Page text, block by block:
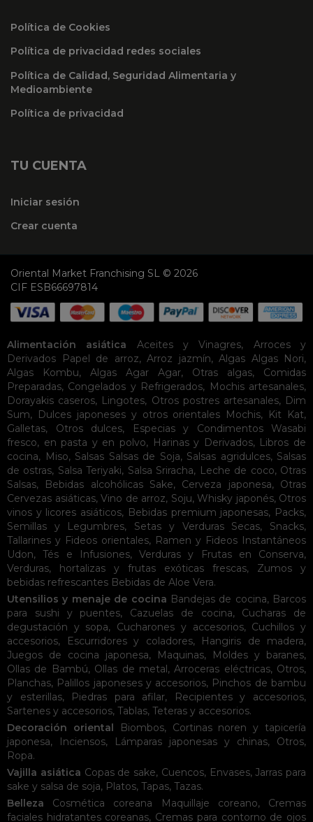
Política de Cookies
Política de privacidad redes sociales
Política de Calidad, Seguridad Alimentaria y
Medioambiente
Política de privacidad
TU CUENTA
Iniciar sesión
Crear cuenta
Oriental Market Franchising SL © 2026
CIF ESB66697814
Alimentación asiática Aceites y Vinagres, Arroces y
Derivados
Papel de arroz, Arroz jazmín, Algas Algas Nori,
Algas Kombu, Algas Agar Agar, Otras algas, Comidas
Preparadas, Congelados y Refrigerados, Mochis artesanales,
Dorayakis caseros, Lingotes, Otros postres artesanales, Dim
Sum, Dulces japoneses y otros orientales Mochis, Kit Kat,
Galletas, Otros dulces, Especias y Condimentos
Wasabi
fresco, en pasta y en polvo, Harinas y Derivados, Libros de
cocina, Miso, Salsas Salsas de Soja, Salsas agridulces, Salsas
de ostras, Salsa Teriyaki, Salsa Sriracha, Leche de coco, Otras
Salsas, Bebidas alcohólicas Sake, Cerveza japonesa, Otras
Cervezas asiáticas, Vino de arroz, Soju, Whisky japonés, Otros
vinos y licores asiáticos, Bebidas premium japonesas, Packs,
Semillas y Legumbres, Setas y Verduras Secas, Snacks,
Tallarines y Fideos orientales, Ramen y Fideos Instantáneos
Udon,Tés e Infusiones, Verduras y Frutas en Conserva,
Verduras, hortalizas y frutas exóticas frescas, Zumos y
bebidas refrescantes Bebidas de Aloe Vera.
Utensilios y menaje de cocina Bandejas de cocina, Barcos
para sushi y puentes, Cazuelas de cocina, Cucharas de
degustación y sopa, Cucharones y accesorios, Cuchillos y
accesorios, Escurridores y coladores, Hangiris de madera,
Juegos de cocina japonesa, Maquinas, Moldes y baranes,
Ollas de Bambú, Ollas de metal,Arroceras eléctricas, Otros,
Planchas, Palillos japoneses y accesorios, Pinchos de bambu
y esterillas, Piedras para afilar, Recipientes y accesorios,
Sartenes y accesorios, Tablas, Teteras y accesorios.
Decoración oriental
Biombos, Cortinas noren y tapicería
japonesa, Inciensos, Lámparas japonesas y chinas, Otros,
Ropa.
Vajilla asiática Copas de sake, Cuencos, Envases,Jarras para
sake y salsa de soja, Platos, Tapas, Tazas.
Belleza
Cosmética coreana Maquillaje coreano, Cremas
faciales hidratantes coreanas, Cremas para contorno de ojos